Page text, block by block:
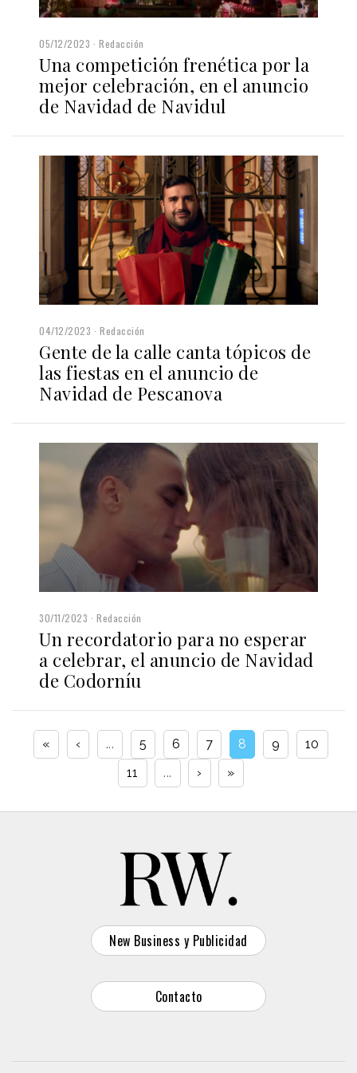
05/12/2023 Redacción
Una competición frenética por la
mejor celebración, en el anuncio
de Navidad de Navidul
04/12/2023 Redacción
Gente de la calle canta tópicos de
las fiestas en el anuncio de
Navidad de Pescanova
30/11/2023 Redacción
Un recordatorio para no esperar
a celebrar, el anuncio de Navidad
de Codorníu
« ‹ ... 5 6 7 8 9
10
11
... › »
New Business y Publicidad
Contacto